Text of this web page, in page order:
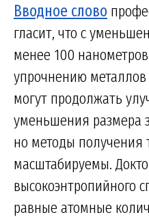
Вводное слово
гласит, что с
менее 100
упрочнению металлов
могут продолжать
уменьшения размера
но методы получения
масштабируемы.
высокоэнтропийного
равные атомные